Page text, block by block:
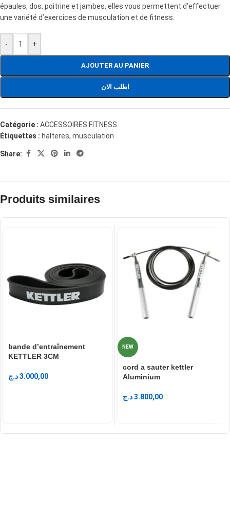
épaules, dos, poitrine et jambes, elles vous permettent d’effectuer
une variété d’exercices de musculation et de fitness.
- +
AJOUTER AU PANIER
اطلب الان
Catégorie : ACCESSOIRES FITNESS
Étiquettes : halteres, musculation
Share:
Produits similaires
bande d’entraînement
KETTLER 3CM
3.000,00د.ج
NEW
cord a sauter kettler
Aluminium
3.800,00د.ج